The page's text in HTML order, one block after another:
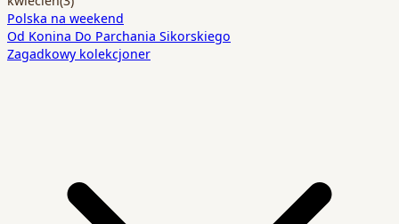
Polska na weekend
Od Konina Do Parchania Sikorskiego
Zagadkowy kolekcjoner